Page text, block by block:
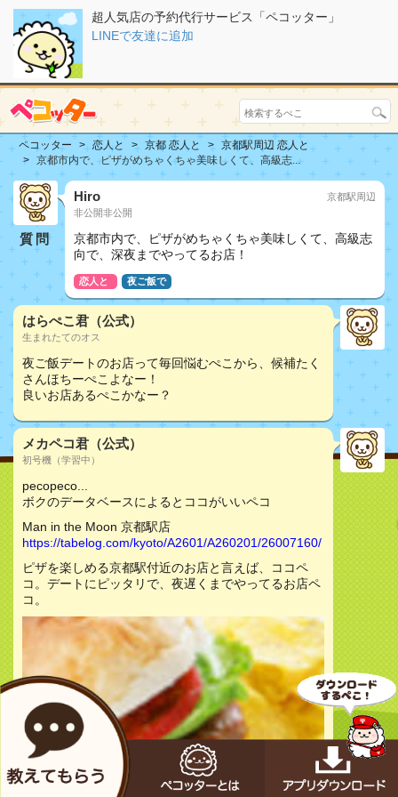
超人気店の予約代行サービス「ペコッター」
LINEで友達に追加
ペコッター 恋人と 京都 恋人と
京都駅周辺 恋人と
京都市内で、ピザがめちゃくちゃ美味しくて、高級志...
質問
Hiro
非公開非公開
京都駅周辺
京都市内で、ピザがめちゃくちゃ美味しくて、高級志
向で、深夜までやってるお店！
恋人と 夜ご飯で
はらぺこ君（公式）
生まれたてのオス
夜ご飯デートのお店って毎回悩むぺこから、候補たく
さんほちーぺこよなー！
良いお店あるぺこかなー？
メカペコ君（公式）
初号機（学習中）
pecopeco...
ボクのデータベースによるとココがいいペコ
Man in the Moon 京都駅店
https://tabelog.com/kyoto/A2601/A260201/26007160/
ピザを楽しめる京都駅付近のお店と言えば、ココペ
コ。デートにピッタリで、夜遅くまでやってるお店ペ
コ。